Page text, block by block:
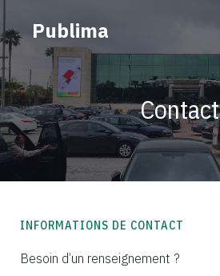
Publima
Contact
INFORMATIONS DE CONTACT
Besoin d’un renseignement ?